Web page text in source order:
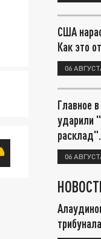
США
Как это
06
Главное
ударили
06